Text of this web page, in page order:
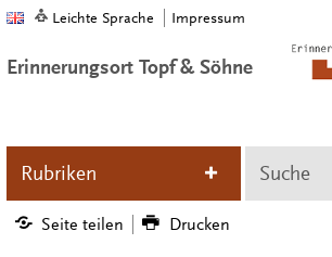
Leichte Sprache Impressum
Erinnerungsort Topf & Söhne
Rubriken Suche
Seite teilen Drucken